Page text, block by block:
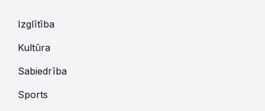
Izglītība
Kultūra
Sabiedrība
Sports